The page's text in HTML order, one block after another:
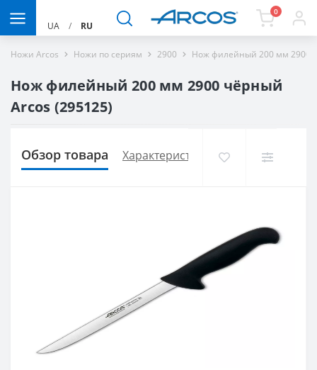
UA / RU
0
Ножи Arcos Ножи по сериям 2900 Нож филейный 200 мм 2900
Нож филейный 200 мм 2900 чёрный
Arcos (295125)
Обзор товара Характеристики Доставка и